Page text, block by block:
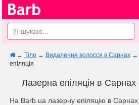
→ Тіло → Видалення волосся в Сарнах →
епіляція
Лазерна епіляція в Сарнах
На Barb.ua лазерну епіляцію в